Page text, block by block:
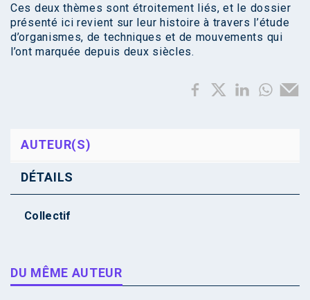
Ces deux thèmes sont étroitement liés, et le dossier
présenté ici revient sur leur histoire à travers l’étude
d’organismes, de techniques et de mouvements qui
l’ont marquée depuis deux siècles.
AUTEUR(S)
DÉTAILS
Collectif
DU MÊME AUTEUR